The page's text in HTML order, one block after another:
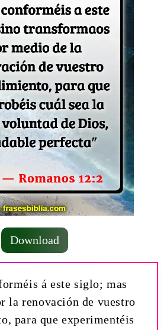
Download
á este siglo; mas
la renovación de vuestro
para que experimentéis